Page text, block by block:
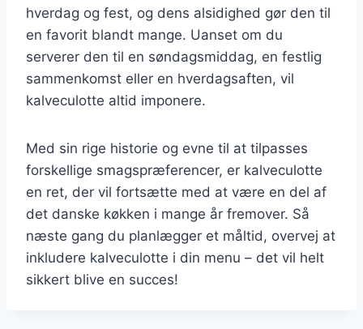
hverdag og fest, og dens alsidighed gør den til
en favorit blandt mange. Uanset om du
serverer den til en søndagsmiddag, en festlig
sammenkomst eller en hverdagsaften, vil
kalveculotte altid imponere.
Med sin rige historie og evne til at tilpasses
forskellige smagspræferencer, er kalveculotte
en ret, der vil fortsætte med at være en del af
det danske køkken i mange år fremover. Så
næste gang du planlægger et måltid, overvej at
inkludere kalveculotte i din menu – det vil helt
sikkert blive en succes!